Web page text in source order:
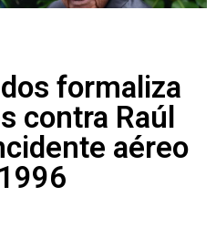
formaliza
contra Raúl
aéreo